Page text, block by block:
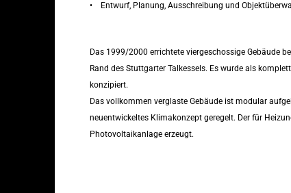
• Entwurf, Planung, Ausschreibung und
Das 1999/2000 errichtete viergeschossige Gebäude
Rand des Stuttgarter Talkessels. Es wurde als
konzipiert.
Das vollkommen verglaste Gebäude ist modular
neuentwickeltes Klimakonzept geregelt. Der für
Photovoltaikanlage erzeugt.